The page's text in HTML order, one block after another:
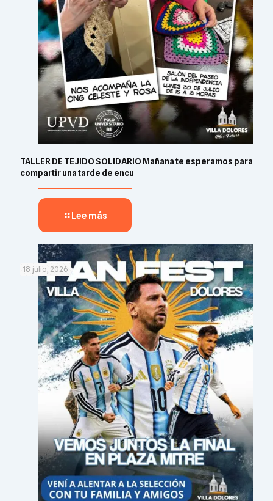
TALLER DE TEJIDO SOLIDARIO Mañana te esperamos para
compartir una tarde de encu
Lee más
18 julio, 2026